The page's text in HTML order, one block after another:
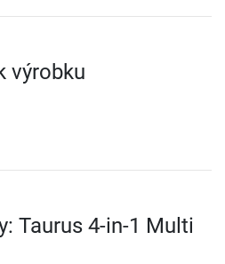
výrobku
Taurus 4-in-1 Multi